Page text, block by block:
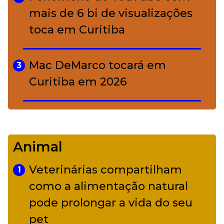
mais de 6 bi de visualizações
toca em Curitiba
3
Mac DeMarco tocará em
Curitiba em 2026
Camerata tem repertório
diverso a partir de R$ 17
Adriana Calcanhotto retoma
alter ego infantil para show em
Curitiba
Animal
1
Veterinárias compartilham
como a alimentação natural
pode prolongar a vida do seu
pet